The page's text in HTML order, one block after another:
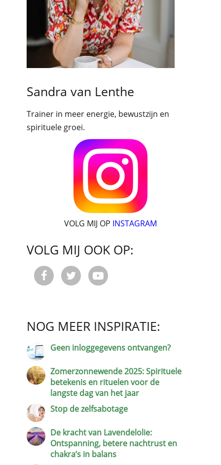
Sandra van Lenthe
Trainer in meer energie, bewustzijn en
spirituele groei.
VOLG MIJ OP INSTAGRAM
VOLG MIJ OOK OP:
  
NOG MEER INSPIRATIE:
Geen inloggegevens ontvangen?
Zomerzonnewende 2025: Spirituele
betekenis en rituelen voor de
langste dag van het jaar
Stop de zelfsabotage
De kracht van Lavendelolie:
Ontspanning, betere nachtrust en
chakra’s in balans